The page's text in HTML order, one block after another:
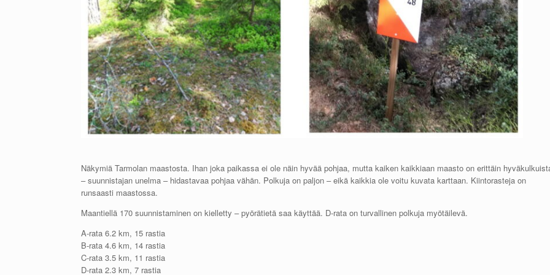
Näkymiä Tarmolan maastosta. Ihan joka paikassa ei ole näin hyvää pohjaa, mutta kaiken kaikkiaan maasto on erittäin
– suunnistajan unelma – hidastavaa pohjaa vähän. Polkuja on paljon – eikä kaikkia ole voitu kuvata karttaan. Kiintorasteja on
runsaasti maastossa.
Maantiellä 170 suunnistaminen on kielletty – pyörätietä saa käyttää. D-rata on turvallinen polkuja myötäilevä.
A-rata 6.2 km, 15 rastia
B-rata 4.6 km, 14 rastia
C-rata 3.5 km, 11 rastia
D-rata 2.3 km, 7 rastia